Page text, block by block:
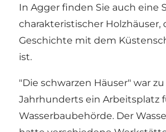
In Agger finden Sie auch eine
charakteristischer Holzhäuser,
Geschichte mit dem
ist.
"Die schwarzen Häuser" war
Jahrhunderts ein Arbeitsplatz
Wasserbaubehörde. Der